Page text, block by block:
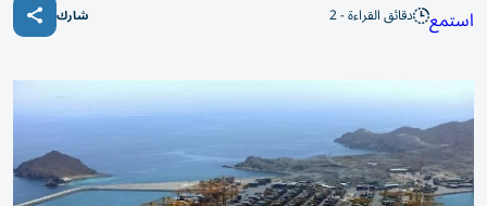
استمع دقائق القراءة - 2 شارك